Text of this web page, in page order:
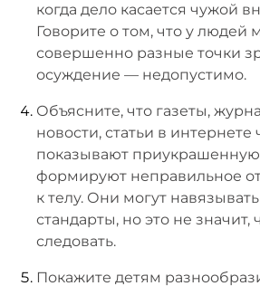
когда дело касается чужой
Говорите о том, что у людей
совершенно разные точки
осуждение — недопустимо.
Объясните, что газеты,
новости, статьи в интернете
показывают приукрашенную
формируют неправильное
к телу. Они могут
стандарты, но это не значит,
следовать.
Покажите детям